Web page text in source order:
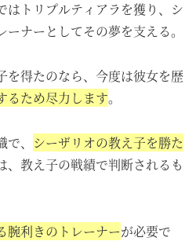
はトリプルティアラを獲り、シ
ナーとしてその夢を支える。
を得たのなら、今度は彼女を歴
るため尽力します。
、 シーザリオの教え子を勝た
、教え子の戦績で判断されるも
腕利きのトレーナーが必要で